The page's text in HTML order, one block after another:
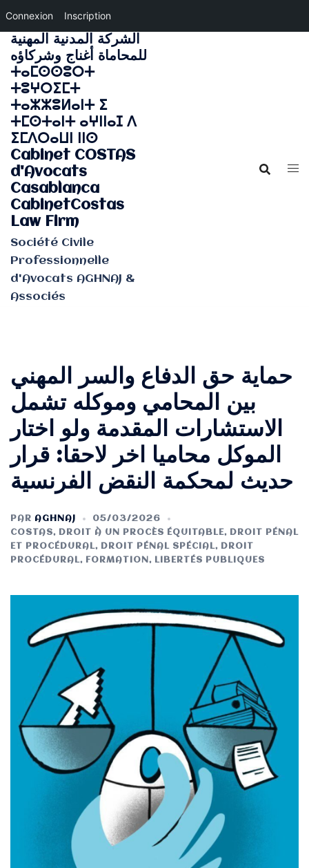
Connexion Inscription
Aller
au
contenu
الشركة المدنية المهنية
للمحاماة أغناج وشركاؤه
ⵜⴰⵎⵙⵙⵓⵔⵜ
ⵜⵓⵖⵔⵉⵎⵜ
ⵜⴰⵣⵣⵓⵍⴰⵏⵜ ⵉ
ⵜⵎⵙⵜⴰⵏⵜ ⴰⵖⵏⵏⴰⵊ ⴷ
ⵉⵎⴷⵔⴰⵡⵏ ⵏⵏⵙ
Cabinet COSTAS
d'Avocats
Casablanca
CabinetCostas
Law Firm
Société Civile
Professionnelle
d'Avocats AGHNAJ &
Associés
حماية حق الدفاع والسر المهني
بين المحامي وموكله تشمل
الاستشارات المقدمة ولو اختار
الموكل محاميا اخر لاحقا: قرار
حديث لمحكمة النقض الفرنسية
PAR AGHNAJ
05/03/2026
COSTAS, DROIT À UN PROCÈS ÉQUITABLE,
DROIT PÉNAL
ET PROCÉDURAL, DROIT PÉNAL SPÉCIAL,
DROIT
PROCÉDURAL, FORMATION , LIBERTÉS PUBLIQUES